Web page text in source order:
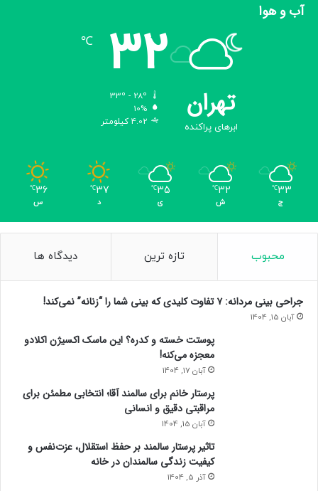
آب و هوا
تهران
ابرهای پراکنده
32
℃
10%
4.02 کیلومتر
33
℃
ج
32
℃
ش
35
℃
ی
37
℃
د
36
℃
س
محبوب تازه ترین دیدگاه ها
جراحی بینی مردانه: ۷ تفاوت کلیدی که بینی شما را “زنانه” نمی‌کند!
آبان 15, 1404
پوستت خسته و کدره؟ این ماسک اکسیژن اکلادو
معجزه می‌کنه!
آبان 17, 1404
پرستار خانم برای سالمند آقا؛ انتخابی مطمئن برای
مراقبتی دقیق و انسانی
آبان 15, 1404
تاثیر پرستار سالمند بر حفظ استقلال، عزت‌نفس و
کیفیت زندگی سالمندان در خانه
آذر 5, 1404